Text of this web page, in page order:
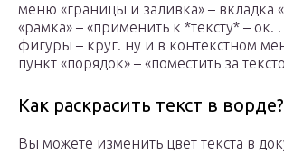
меню «границы и заливка» – вкладка
«рамка» – «применить к *тексту* – ок. .
фигуры – круг. ну и в контекстном
пункт «порядок» – «поместить за
Как раскрасить текст в ворде?
Вы можете изменить цвет текста в